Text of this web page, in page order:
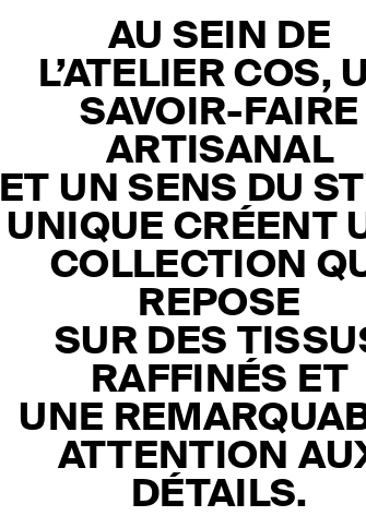
AU SEIN DE
L’ATELIER COS,
SAVOIR-FAIRE
ARTISANAL
ET UN SENS DU
UNIQUE CRÉENT
COLLECTION
REPOSE
SUR DES
RAFFINÉS ET
UNE
ATTENTION
DÉTAILS.